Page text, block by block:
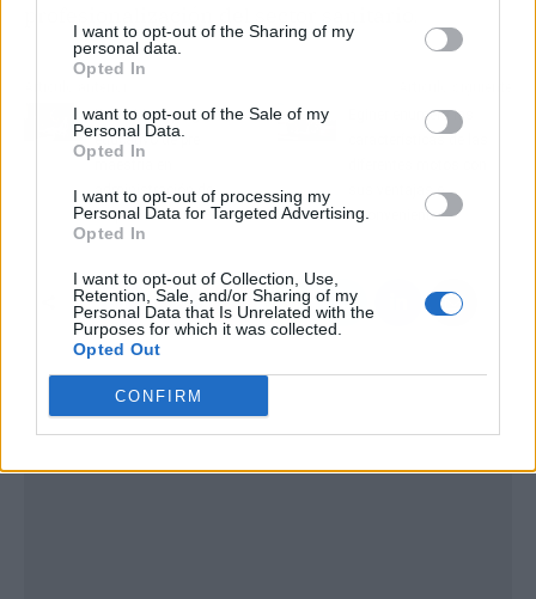
I want to opt-out of the Sharing of my
personal data.
Opted In
I want to opt-out of the Sale of my
Personal Data.
Opted In
I want to opt-out of processing my
Personal Data for Targeted Advertising.
Opted In
I want to opt-out of Collection, Use,
Retention, Sale, and/or Sharing of my
Personal Data that Is Unrelated with the
Purposes for which it was collected.
Opted Out
CONFIRM
Pre MBA, el programa
educativo de pre
administración de
empresas de ESIE
Eginer enumera las
características de las
sus ventajas e
inconvenientes